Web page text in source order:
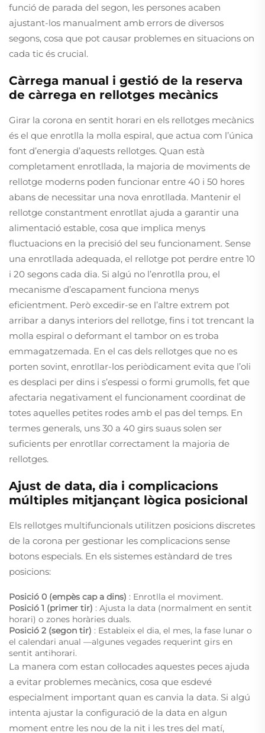
funció de parada del segon, les persones acaben
ajustant-los manualment amb errors de diversos
segons, cosa que pot causar problemes en situacions on
cada tic és crucial.
Càrrega manual i gestió de la reserva
de càrrega en rellotges mecànics
Girar la corona en sentit horari en els rellotges mecànics
és el que enrotlla la molla espiral, que actua com l’única
font d’energia d’aquests rellotges. Quan està
completament enrotllada, la majoria de moviments de
rellotge moderns poden funcionar entre 40 i 50 hores
abans de necessitar una nova enrotllada. Mantenir el
rellotge constantment enrotllat ajuda a garantir una
alimentació estable, cosa que implica menys
fluctuacions en la precisió del seu funcionament. Sense
una enrotllada adequada, el rellotge pot perdre entre 10
i 20 segons cada dia. Si algú no l’enrotlla prou, el
mecanisme d’escapament funciona menys
eficientment. Però excedir-se en l’altre extrem pot
arribar a danys interiors del rellotge, fins i tot trencant la
molla espiral o deformant el tambor on es troba
emmagatzemada. En el cas dels rellotges que no es
porten sovint, enrotllar-los periòdicament evita que l’oli
es desplaci per dins i s’espessi o formi grumolls, fet que
afectaria negativament el funcionament coordinat de
totes aquelles petites rodes amb el pas del temps. En
termes generals, uns 30 a 40 girs suaus solen ser
suficients per enrotllar correctament la majoria de
rellotges.
Ajust de data, dia i complicacions
múltiples mitjançant lògica posicional
Els rellotges multifuncionals utilitzen posicions discretes
de la corona per gestionar les complicacions sense
botons especials. En els sistemes estàndard de tres
posicions:
Posició 0 (empès cap a dins) : Enrotlla el moviment.
Posició 1 (primer tir) : Ajusta la data (normalment en sentit
horari) o zones horàries duals.
Posició 2 (segon tir) : Estableix el dia, el mes, la fase lunar o
el calendari anual —algunes vegades requerint girs en
sentit antihorari.
La manera com estan col·locades aquestes peces ajuda
a evitar problemes mecànics, cosa que esdevé
especialment important quan es canvia la data. Si algú
intenta ajustar la configuració de la data en algun
moment entre les nou de la nit i les tres del matí,